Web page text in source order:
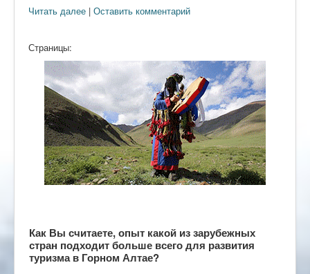
Читать далее | Оставить комментарий
Страницы:
Как Вы считаете, опыт какой из зарубежных
стран подходит больше всего для развития
туризма в Горном Алтае?